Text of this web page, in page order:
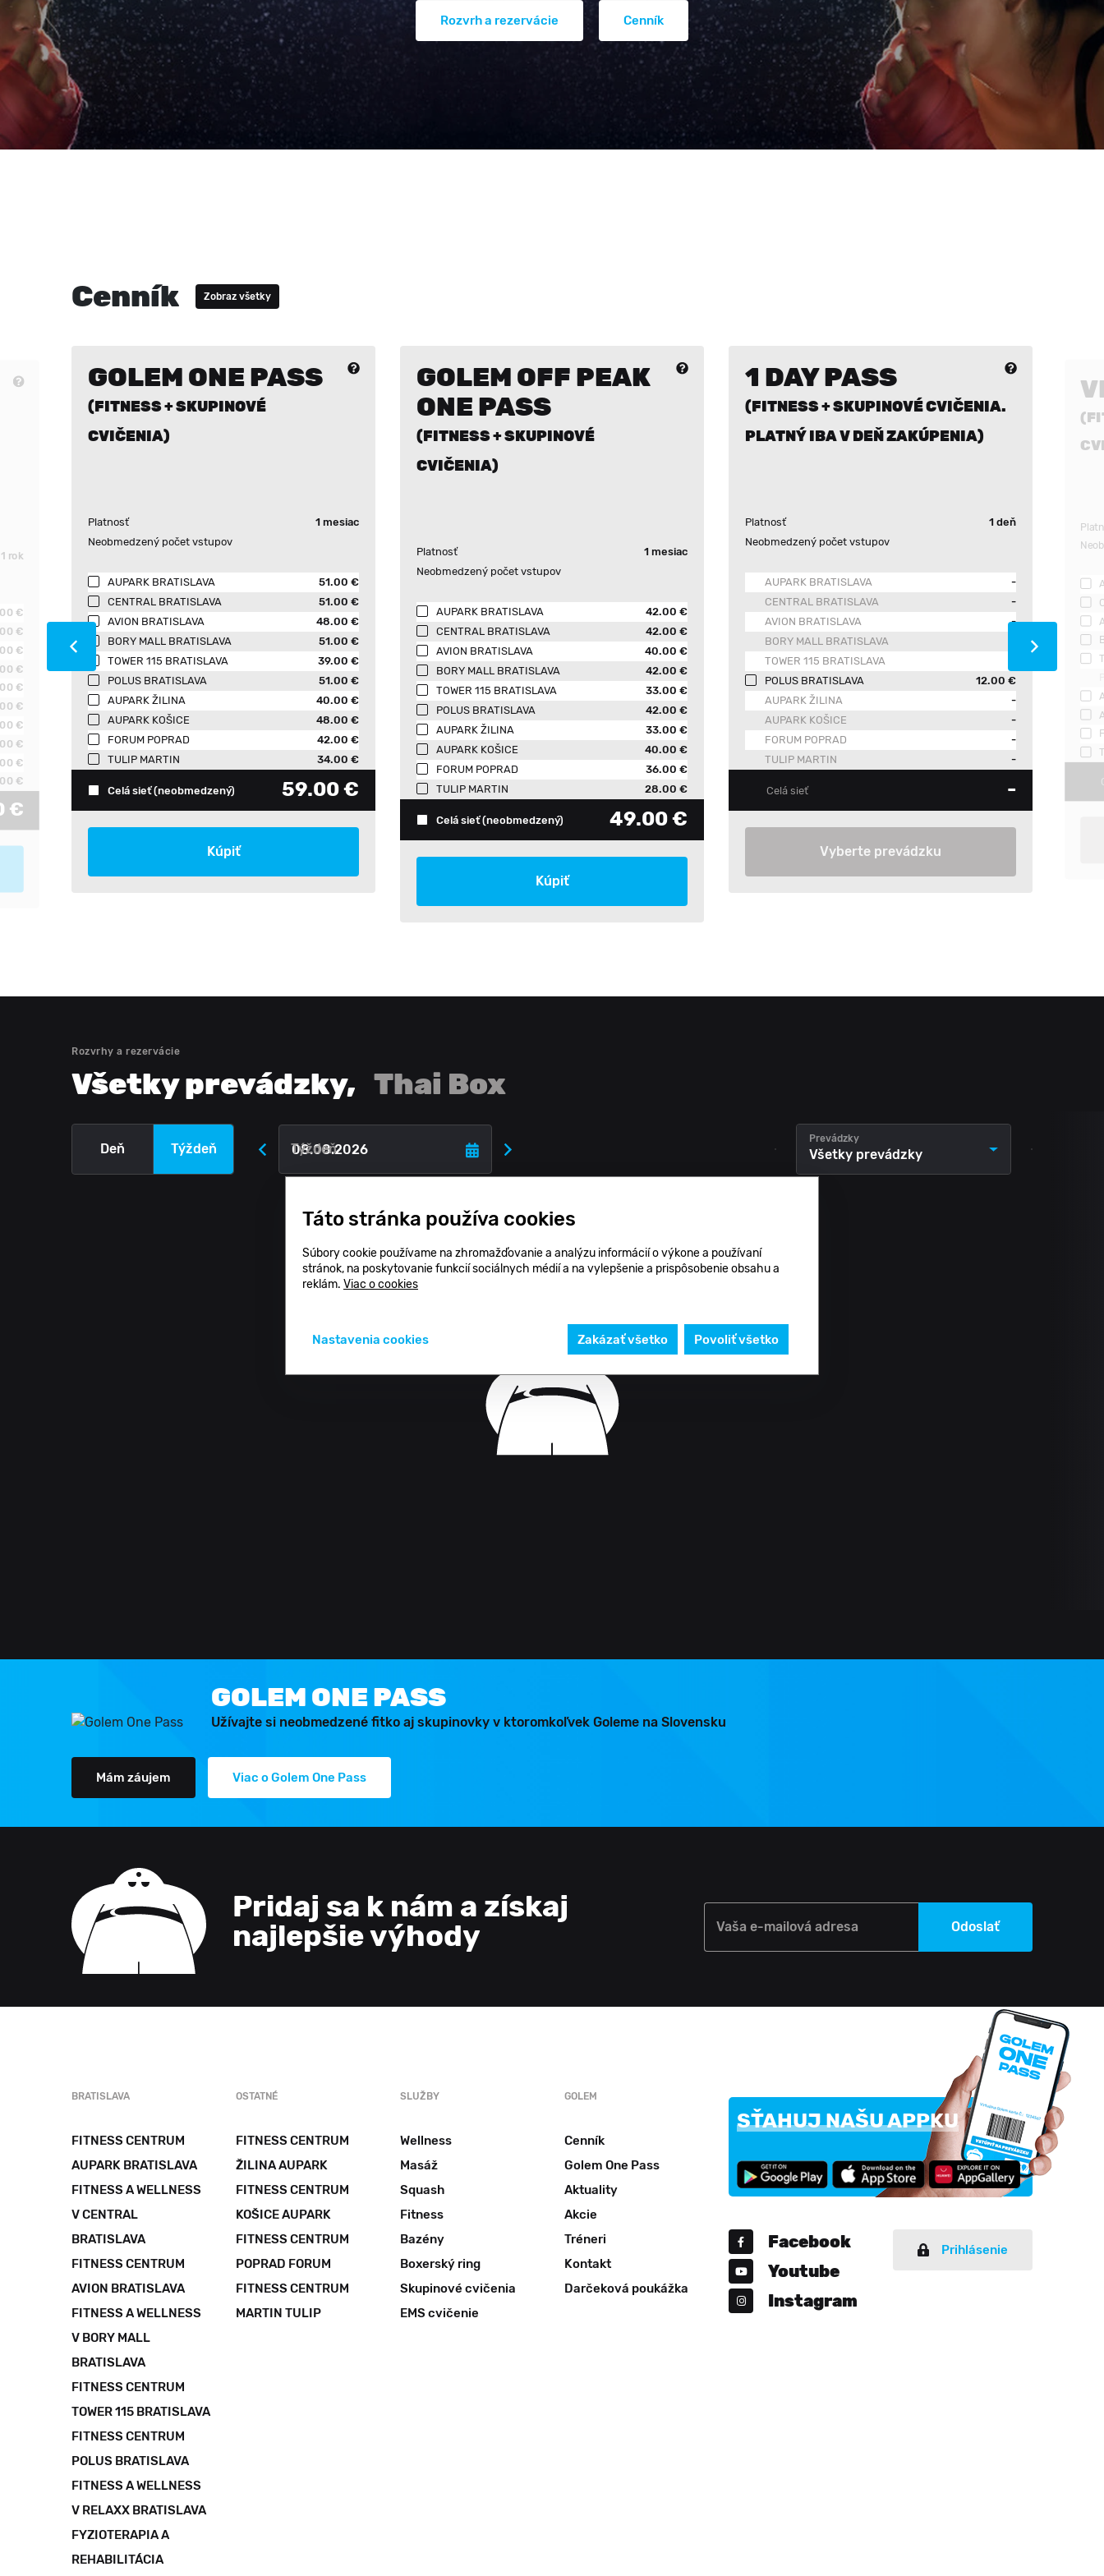
Core&ABS
Rozvrh a rezervácie Cenník
Cenník Zobraz všetky
1 rok
€
€
€
€
€
€
€
€
€
€
€
GOLEM ONE PASS
(FITNESS + SKUPINOVÉ
CVIČENIA)
Platnosť
1 mesiac
Neobmedzený počet vstupov
AUPARK BRATISLAVA
51.00 €
CENTRAL BRATISLAVA
51.00 €
AVION BRATISLAVA
48.00 €
BORY MALL BRATISLAVA
51.00 €
TOWER 115 BRATISLAVA
39.00 €
POLUS BRATISLAVA
51.00 €
AUPARK ŽILINA
40.00 €
AUPARK KOŠICE
48.00 €
FORUM POPRAD
42.00 €
TULIP MARTIN
34.00 €
Celá sieť(neobmedzený) 59.00 €
Kúpiť
GOLEM OFF PEAK
ONE PASS
(FITNESS + SKUPINOVÉ
CVIČENIA)
Platnosť
1 mesiac
Neobmedzený počet vstupov
AUPARK BRATISLAVA
42.00 €
CENTRAL BRATISLAVA
42.00 €
AVION BRATISLAVA
40.00 €
BORY MALL BRATISLAVA
42.00 €
TOWER 115 BRATISLAVA
33.00 €
POLUS BRATISLAVA
42.00 €
AUPARK ŽILINA
33.00 €
AUPARK KOŠICE
40.00 €
FORUM POPRAD
36.00 €
TULIP MARTIN
28.00 €
Celá sieť(neobmedzený) 49.00 €
Kúpiť
1 DAY PASS
(FITNESS + SKUPINOVÉ CVIČENIA.
PLATNÝ IBA V DEŇ ZAKÚPENIA)
Platnosť
1 deň
Neobmedzený počet vstupov
AUPARK BRATISLAVA
-
CENTRAL BRATISLAVA
-
AVION BRATISLAVA
-
BORY MALL BRATISLAVA
TOWER 115 BRATISLAVA
POLUS BRATISLAVA
12.00 €
AUPARK ŽILINA
-
AUPARK KOŠICE
-
FORUM POPRAD
-
TULIP MARTIN
-
Celá sieť -
Vyberte prevádzku
Rozvrhy a rezervácie
Všetky prevádzky, Thai Box
Deň Týždeň Týždeň Všetky prevádzky
Prevádzky
GOLEM ONE PASS
Užívajte si neobmedzené fitko aj skupinovky v ktoromkoľvek Goleme na Slovensku
Mám záujem Viac o Golem One Pass
Pridaj sa k nám a získaj
najlepšie výhody
Vaša e-mailová adresa Odoslať
BRATISLAVA
FITNESS CENTRUM
AUPARK BRATISLAVA
FITNESS A WELLNESS
V CENTRAL
BRATISLAVA
FITNESS CENTRUM
AVION BRATISLAVA
FITNESS A WELLNESS
V BORY MALL
BRATISLAVA
FITNESS CENTRUM
TOWER 115 BRATISLAVA
FITNESS CENTRUM
POLUS BRATISLAVA
FITNESS A WELLNESS
V RELAXX BRATISLAVA
FYZIOTERAPIA A
REHABILITÁCIA
OSTATNÉ
FITNESS CENTRUM
ŽILINA AUPARK
FITNESS CENTRUM
KOŠICE AUPARK
FITNESS CENTRUM
POPRAD FORUM
FITNESS CENTRUM
MARTIN TULIP
SLUŽBY
Wellness
Masáž
Squash
Fitness
Bazény
Boxerský ring
Skupinové cvičenia
EMS cvičenie
GOLEM
Cenník
Golem One Pass
Aktuality
Akcie
Tréneri
Kontakt
Darčeková poukážka
SŤAHUJ NAŠU APPKU
Facebook
Youtube
Instagram
Prihlásenie
Táto stránka používa cookies
Súbory cookie používame na zhromažďovanie a analýzu informácií o výkone a používaní
stránok, na poskytovanie funkcií sociálnych médií a na vylepšenie a prispôsobenie obsahu a
reklám. Viac o cookies
Nastavenia cookies Zakázať všetko Povoliť všetko